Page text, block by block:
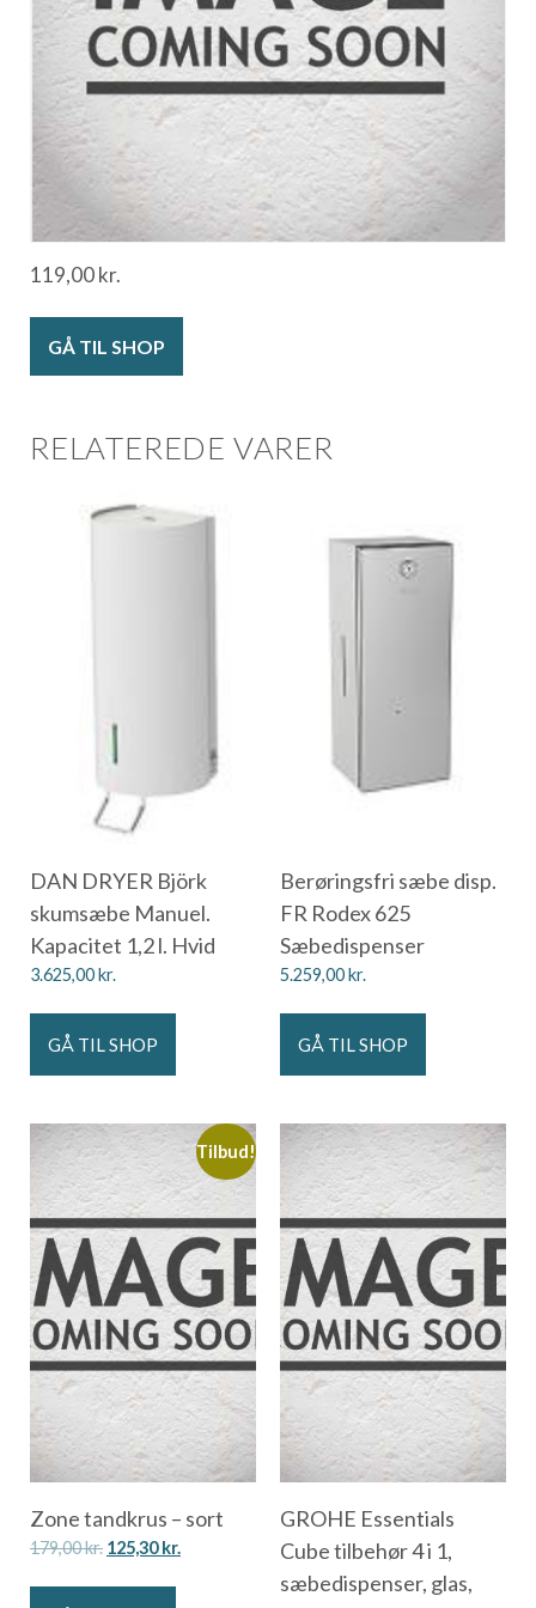
119,00kr.
GÅ TIL SHOP
RELATEREDE VARER
DAN DRYER Björk
skumsæbe Manuel.
Kapacitet 1,2 l. Hvid
3.625,00kr.
GÅ TIL SHOP
Berøringsfri sæbe disp.
FR Rodex 625
Sæbedispenser
5.259,00kr.
GÅ TIL SHOP
Tilbud!
Zone tandkrus – sort
179,00kr. 125,30kr.
GROHE Essentials
Cube tilbehør 4 i 1,
sæbedispenser, glas,